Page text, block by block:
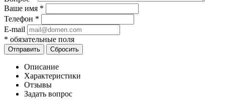
Ваше имя *
Телефон *
E-mail
* обязательные поля
Отправить Сбросить
Описание
Характеристики
Отзывы
Задать вопрос